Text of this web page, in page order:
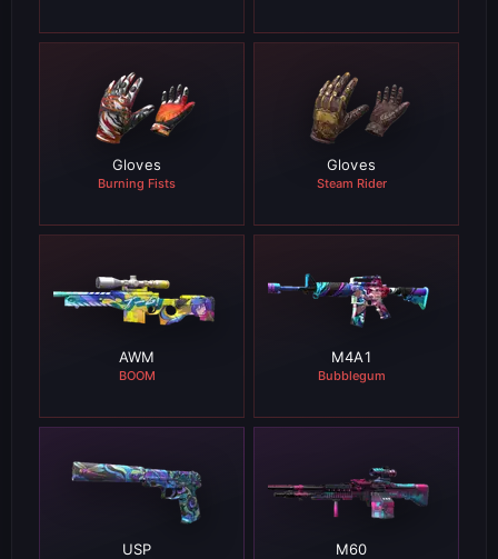
Gloves
Burning Fists
REGULAR
1429 0.27%
Gloves
Steam Rider
REGULAR
0.87%
AWM
BOOM
STATTRAK™
679 0.91%
REGULAR
M4A1
Bubblegum
REGULAR
291 4.33%
STATTRAK™
0.26%
USP
STATTRAK™
200 4.51%
M60
157 4.42%
REGULAR